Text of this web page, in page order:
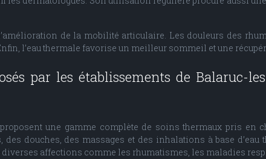
de la mobilité articulaire. Les douleurs des
l’eau thermale favorise un meilleur sommeil et une
par les établissements de Balaruc-
une gamme complète de soins thermaux pris en
douches, des massages et des inhalations à base
affections comme les rhumatismes, les maladies